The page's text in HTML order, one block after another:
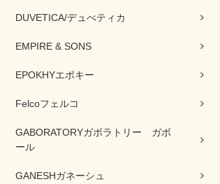
DUVETICA/デュべティカ
EMPIRE & SONS
EPOKHYエポキー
Felcoフェルコ
GABORATORYガボラトリー ガボ
ール
GANESHガネーシュ